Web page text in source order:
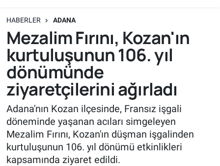
HABERLER ADANA
Mezalim Fırını, Kozan'ın
kurtuluşunun 106. yıl
dönümünde
ziyaretçilerini ağırladı
Adana'nın Kozan ilçesinde, Fransız işgali
döneminde yaşanan acıları simgeleyen
Mezalim Fırını, Kozan'ın düşman işgalinden
kurtuluşunun 106. yıl dönümü etkinlikleri
kapsamında ziyaret edildi.
Süper Lig Puan Durumu ve Fikstür
Tüm Manşetler
Son Dakika Haberleri
Haber Arşivi